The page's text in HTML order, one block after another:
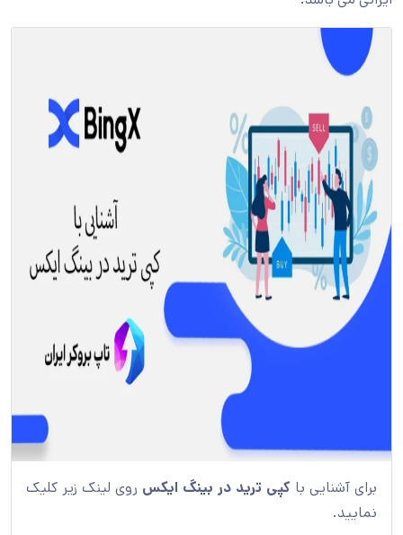
برای آشنایی با کپی ترید در بینگ ایکس روی لینک زیر کلیک
نمایید.